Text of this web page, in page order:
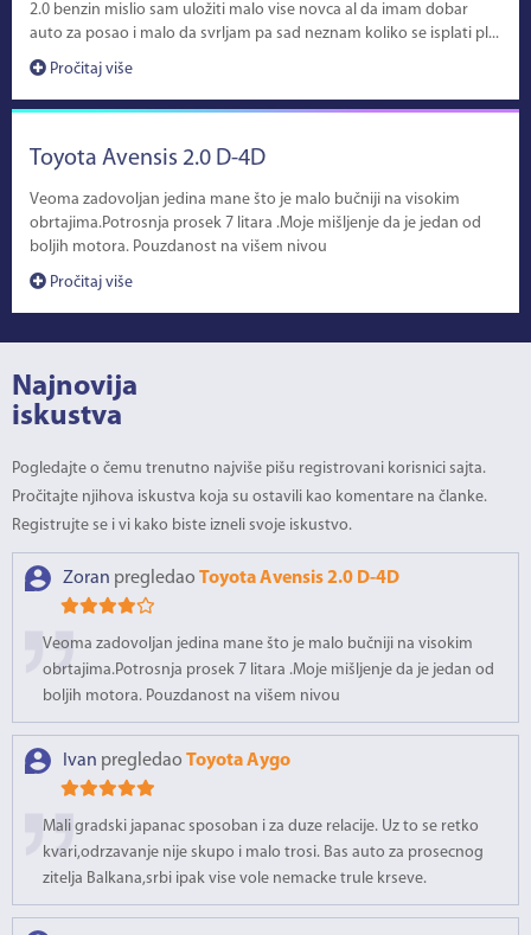
2.0 benzin mislio sam uložiti malo vise novca al da imam dobar
auto za posao i malo da svrljam pa sad neznam koliko se isplati pl...
Pročitaj više
Toyota Avensis 2.0 D-4D
Veoma zadovoljan jedina mane što je malo bučniji na visokim
obrtajima.Potrosnja prosek 7 litara .Moje mišljenje da je jedan od
boljih motora. Pouzdanost na višem nivou
Pročitaj više
Najnovija
iskustva
Pogledajte o čemu trenutno najviše pišu registrovani korisnici sajta.
Pročitajte njihova iskustva koja su ostavili kao komentare na članke.
Registrujte se i vi kako biste izneli svoje iskustvo.
Zoran pregledao Toyota Avensis 2.0 D-4D
Veoma zadovoljan jedina mane što je malo bučniji na visokim
obrtajima.Potrosnja prosek 7 litara .Moje mišljenje da je jedan od
boljih motora. Pouzdanost na višem nivou
Ivan pregledao Toyota Aygo
Mali gradski japanac sposoban i za duze relacije. Uz to se retko
kvari,odrzavanje nije skupo i malo trosi. Bas auto za prosecnog
zitelja Balkana,srbi ipak vise vole nemacke trule krseve.